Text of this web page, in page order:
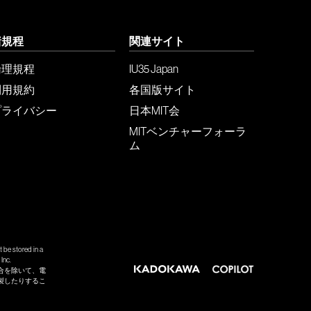
程
規程
規約
イバシー
関連サイト
IU35 Japan
各国版サイト
日本MIT会
MITベンチャーフォーラ
ム
be stored in a
を除いて、電
したりするこ